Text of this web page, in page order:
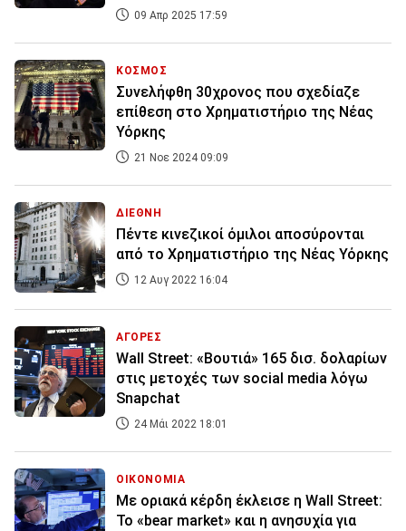
09 Απρ 2025 17:59
ΚΟΣΜΟΣ
Συνελήφθη 30χρονος που σχεδίαζε
επίθεση στο Χρηματιστήριο της Νέας
Υόρκης
21 Νοε 2024 09:09
ΔΙΕΘΝΗ
Πέντε κινεζικοί όμιλοι αποσύρονται
από το Χρηματιστήριο της Νέας Υόρκης
12 Αυγ 2022 16:04
ΑΓΟΡΕΣ
Wall Street: «Βουτιά» 165 δισ. δολαρίων
στις μετοχές των social media λόγω
Snapchat
24 Μάι 2022 18:01
ΟΙΚΟΝΟΜΙΑ
Με οριακά κέρδη έκλεισε η Wall Street:
Το «bear market» και η ανησυχία για